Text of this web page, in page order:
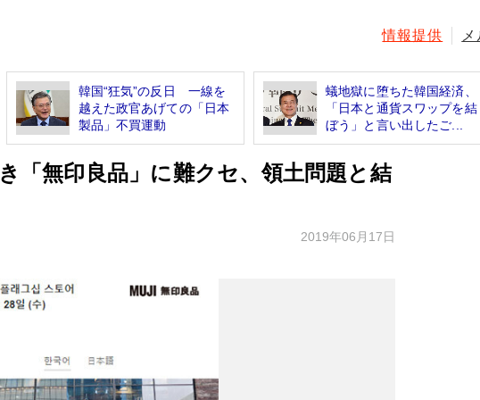
情報提供
韓国“狂気”の反日 一線を
越えた政官あげての「日本
製品」不買運動
蟻地獄に堕ちた韓国経済、
「日本と通貨スワップを結
ぼう」と言い出したご...
「無印良品」に難クセ、領土問題と結
2019年06月17日